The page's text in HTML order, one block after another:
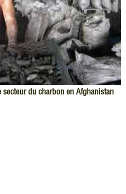
du charbon en Afghanistan